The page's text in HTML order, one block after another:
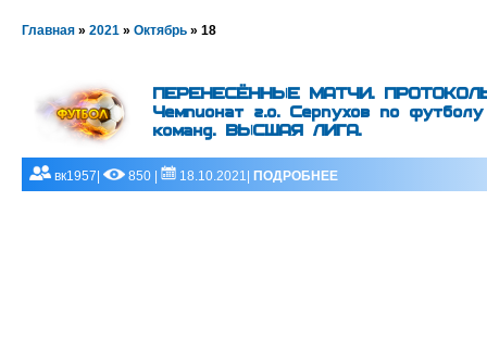
Главная » 2021 » Октябрь » 18
ПЕРЕНЕСЁННЫЕ МАТЧИ.
Чемпионат г.о. Серпухов по
команд. ВЫСШАЯ ЛИГА.
вк1957| 850 | 18.10.2021| ПОДРОБНЕЕ